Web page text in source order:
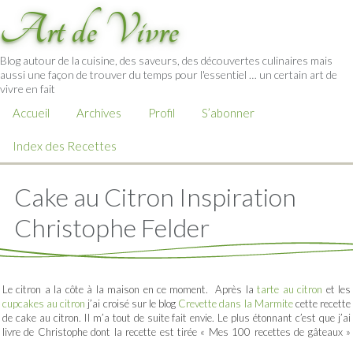
Art de Vivre
Blog autour de la cuisine, des saveurs, des découvertes culinaires mais
aussi une façon de trouver du temps pour l'essentiel … un certain art de
vivre en fait
Accueil Archives Profil S’abonner
Index des Recettes
Cake au Citron Inspiration
Christophe Felder
Le citron a la côte à la maison en ce moment. Après latarte au citron et les
cupcakes au citron j’ai croisé sur le blog Crevette dans la Marmitecette recette
de cake au citron. Il m’a tout de suite fait envie. Le plus étonnant c’est que j’ai
livre de Christophe dont la recette est tirée « Mes 100 recettes de gâteaux »